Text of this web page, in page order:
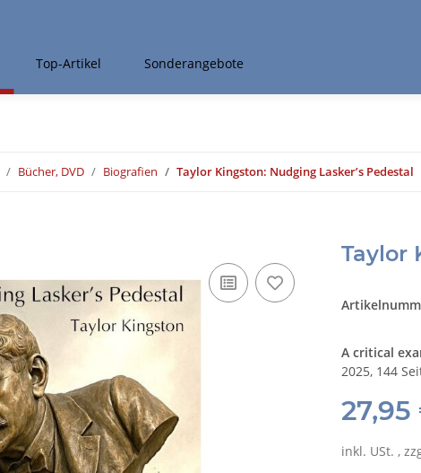
Top-Artikel Sonderangebote
Bücher, DVD Biografien Taylor Kingston: Nudging Lasker’s Pedestal
Taylor
A critical
2025, 144
inkl. USt. ,